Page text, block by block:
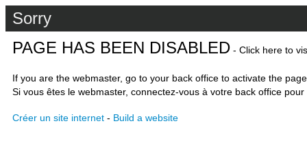
Sorry
PAGE HAS BEEN DISABLED - Click here to
If you are the webmaster, go to your back office to activate the
Si vous êtes le webmaster, connectez-vous à votre back office
Créer un site internet - Build a website